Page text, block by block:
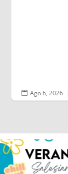
 Ago 6, 2026
Los alumnos de 6º de
de la ESO
145